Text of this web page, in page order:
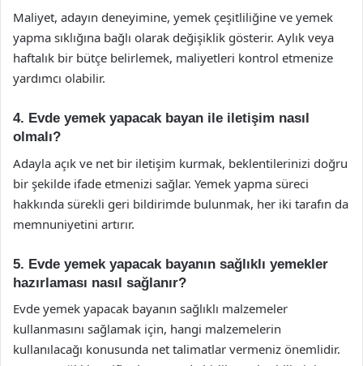
Maliyet, adayın deneyimine, yemek çeşitliliğine ve yemek
yapma sıklığına bağlı olarak değişiklik gösterir. Aylık veya
haftalık bir bütçe belirlemek, maliyetleri kontrol etmenize
yardımcı olabilir.
4. Evde yemek yapacak bayan ile iletişim nasıl
olmalı?
Adayla açık ve net bir iletişim kurmak, beklentilerinizi doğru
bir şekilde ifade etmenizi sağlar. Yemek yapma süreci
hakkında sürekli geri bildirimde bulunmak, her iki tarafın da
memnuniyetini artırır.
5. Evde yemek yapacak bayanın sağlıklı yemekler
hazırlaması nasıl sağlanır?
Evde yemek yapacak bayanın sağlıklı malzemeler
kullanmasını sağlamak için, hangi malzemelerin
kullanılacağı konusunda net talimatlar vermeniz önemlidir.